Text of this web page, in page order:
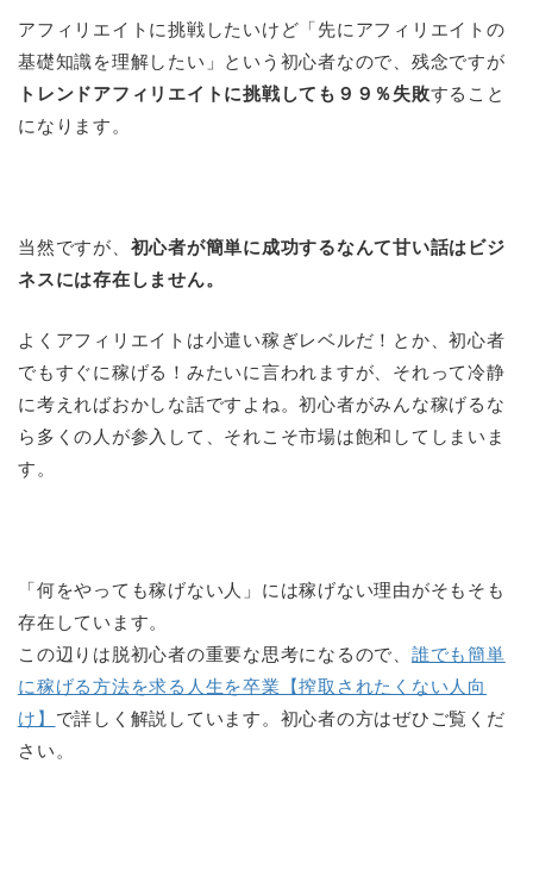
アフィリエイトに挑戦したいけど「先にアフィリエイトの
基礎知識を理解したい」という初心者なので、残念ですが
トレンドアフィリエイトに挑戦しても９９％失敗すること
になります。
当然ですが、 初心者が簡単に成功するなんて甘い話はビジ
ネスには存在しません。
よくアフィリエイトは小遣い稼ぎレベルだ！とか、初心者
でもすぐに稼げる！みたいに言われますが、それって冷静
に考えればおかしな話ですよね。初心者がみんな稼げるな
ら多くの人が参入して、それこそ市場は飽和してしまいま
す。
「何をやっても稼げない人」には稼げない理由がそもそも
存在しています。
この辺りは脱初心者の重要な思考になるので、 誰でも簡単
に稼げる方法を求る人生を卒業【搾取されたくない人向
け】 で詳しく解説しています。初心者の方はぜひご覧くだ
さい。